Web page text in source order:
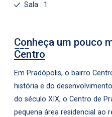
Sala : 1
Conheça um pouco
Centro
Em Pradópolis, o bairro
história e do
do século XIX, o Centro de
pequena área residencial ao